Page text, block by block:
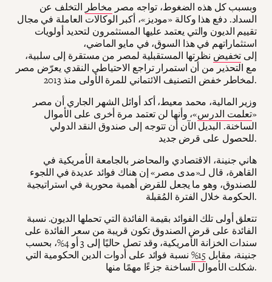
وبسبب كل هذه الضغوط، تواجه مصر مخاطر التخلف عن
السداد. دفع هذا وكالة «موديز»، أكبر الوكالات العاملة في مجال
تقييم الديون والتي يعتمد عليها المستثمرون لتحديد أولويات
استثماراتهم في هذا السوق، في مايو الماضي،
إلى تخفيض نظرتها المستقبلية لمصر من مستقرة إلى سلبية،
مع التحذير من أن استمرار تراجع الاحتياطي النقدي يعرّض مصر
لمخاطر خفض التصنيف الائتماني للمرة الأولى منذ 2013.
وزير المالية، محمد معيط، أكد أوائل الشهر الجاري أن مصر
«تعلمت الدرس»، وأنها لن تعتمد مرة أخرى على الأموال
الساخنة. البديل الآن أن تتوجه إلى صندوق النقد الدولي
للحصول على قرض جديد.
هاني جنينة، الاقتصادي والمحاضر بالجامعة الأمريكية في
القاهرة، قال لـ«مدى مصر» إن هناك فوائد عديدة في اللجوء
للصندوق، وهو ما يجعل للقرض أهمية محورية في استراتيجية
الحكومة خلال الفترة المُقبلة.
تتعلق أولى تلك الفوائد بقيمة الفائدة التي تحملها الديون. نسبة
الفائدة على قرض الصندوق تكون قريبة من سعر الفائدة على
سندات الخزانة الأمريكية، وقد تصل حاليًا إلى 3 أو 4%، بحسب
جنينة، مقابل 15%
نسبة فوائد على أدوات الدين الحكومية التي
شكلت الأموال الساخنة جزءًا مهمًا منها.